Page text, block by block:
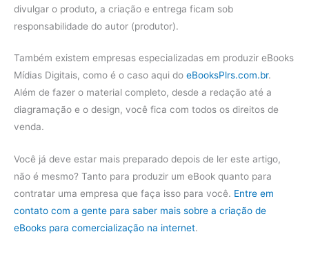
divulgar o produto, a criação e entrega ficam sob
responsabilidade do autor (produtor).
Também existem empresas especializadas em produzir eBooks
Mídias Digitais, como é o caso aqui do eBooksPlrs.com.br.
Além de fazer o material completo, desde a redação até a
diagramação e o design, você fica com todos os direitos de
venda.
Você já deve estar mais preparado depois de ler este artigo,
não é mesmo? Tanto para produzir um eBook quanto para
contratar uma empresa que faça isso para você. Entre em
contato com a gente para saber mais sobre a criação de
eBooks para comercialização na internet.